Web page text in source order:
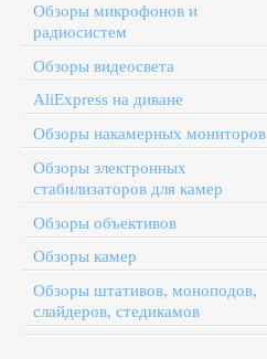
Обзоры микрофонов и
радиосистем
Обзоры видеосвета
AliExpress на диване
Обзоры накамерных мониторов
Обзоры электронных
стабилизаторов для камер
Обзоры объективов
Обзоры камер
Обзоры штативов, моноподов,
слайдеров, стедикамов